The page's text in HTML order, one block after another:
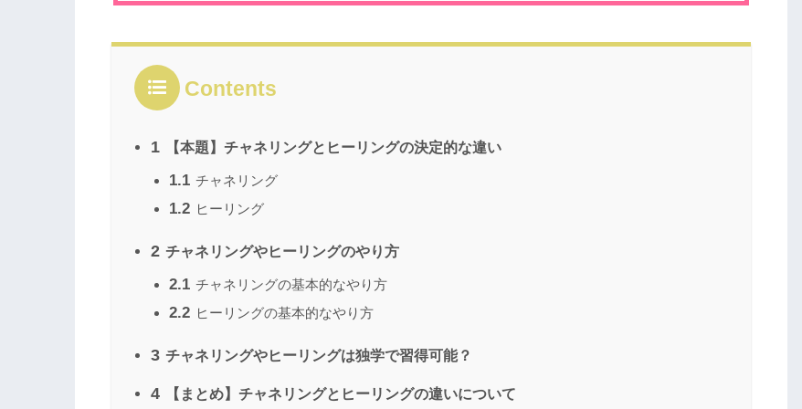
Contents
1 【本題】チャネリングとヒーリングの決定的な違い
1.1 チャネリング
1.2 ヒーリング
2 チャネリングやヒーリングのやり方
2.1 チャネリングの基本的なやり方
2.2 ヒーリングの基本的なやり方
3 チャネリングやヒーリングは独学で習得可能？
4 【まとめ】チャネリングとヒーリングの違いについて